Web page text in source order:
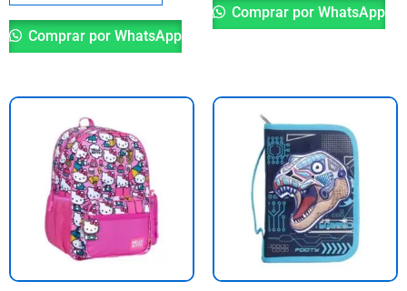
Comprar por WhatsApp
Comprar por WhatsApp